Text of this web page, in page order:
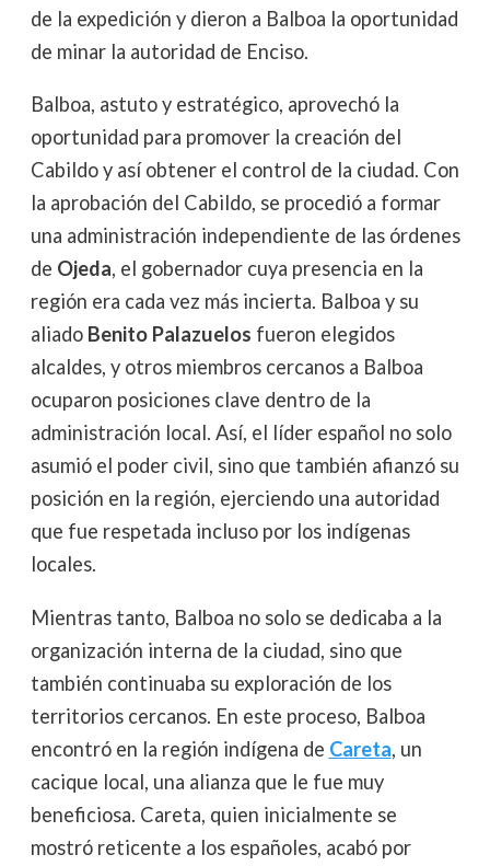
de la expedición y dieron a Balboa la oportunidad
de minar la autoridad de Enciso.
Balboa, astuto y estratégico, aprovechó la
oportunidad para promover la creación del
Cabildo y así obtener el control de la ciudad. Con
la aprobación del Cabildo, se procedió a formar
una administración independiente de las órdenes
de Ojeda, el gobernador cuya presencia en la
región era cada vez más incierta. Balboa y su
aliado Benito Palazuelos fueron elegidos
alcaldes, y otros miembros cercanos a Balboa
ocuparon posiciones clave dentro de la
administración local. Así, el líder español no solo
asumió el poder civil, sino que también afianzó su
posición en la región, ejerciendo una autoridad
que fue respetada incluso por los indígenas
locales.
Mientras tanto, Balboa no solo se dedicaba a la
organización interna de la ciudad, sino que
también continuaba su exploración de los
territorios cercanos. En este proceso, Balboa
encontró en la región indígena de Careta, un
cacique local, una alianza que le fue muy
beneficiosa. Careta, quien inicialmente se
mostró reticente a los españoles, acabó por